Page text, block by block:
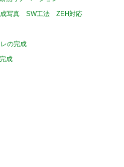
写真 SW工法 ZEH対応
の完成
成